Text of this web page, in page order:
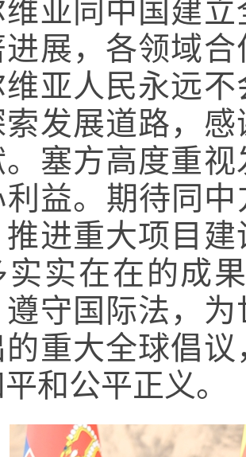
维亚同中国建
进展，各领域
维亚人民永远
索发展道路，
。塞方高度重
益。期待同
推进重大项目
实实在在的成
遵守国际法，
的重大全球倡
和公平正义。